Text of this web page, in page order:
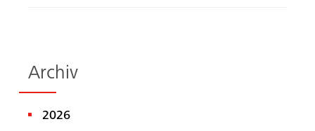
Archiv
2026